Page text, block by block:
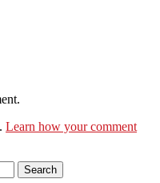
Learn how your comment
Search